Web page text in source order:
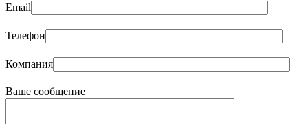
Email
Телефон
Компания
Ваше сообщение